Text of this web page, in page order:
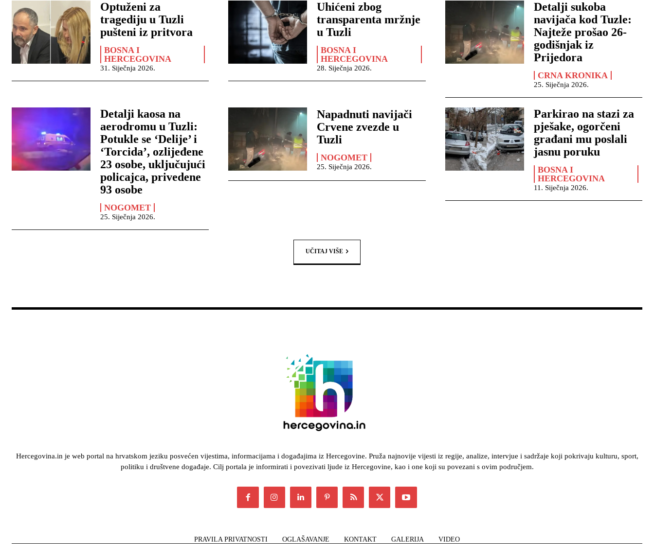
Optuženi za
tragediju u Tuzli
pušteni iz pritvora
BOSNA I
HERCEGOVINA
31. Siječnja 2026.
Uhićeni zbog
transparenta mržnje
u Tuzli
BOSNA I
HERCEGOVINA
28. Siječnja 2026.
Detalji sukoba
navijača kod Tuzle:
Najteže prošao 26-
godišnjak iz
Prijedora
CRNA KRONIKA
25. Siječnja 2026.
Detalji kaosa na
aerodromu u Tuzli:
Potukle se ‘Delije’ i
‘Torcida’, ozlijeđene
23 osobe, uključujući
policajca, privedene
93 osobe
NOGOMET
25. Siječnja 2026.
Napadnuti navijači
Crvene zvezde u
Tuzli
NOGOMET
25. Siječnja 2026.
Parkirao na stazi za
pješake, ogorčeni
građani mu poslali
jasnu poruku
BOSNA I
HERCEGOVINA
11. Siječnja 2026.
UČITAJ VIŠE
Hercegovina.in je web portal na hrvatskom jeziku posvećen vijestima, informacijama i događajima iz Hercegovine. Pruža najnovije vijesti iz regije, analize, intervjue i sadržaje koji pokrivaju kulturu, sport,
politiku i društvene događaje. Cilj portala je informirati i povezivati ljude iz Hercegovine, kao i one koji su povezani s ovim područjem.
PRAVILA PRIVATNOSTI OGLAŠAVANJE KONTAKT GALERIJA VIDEO